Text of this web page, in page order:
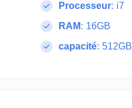
Processeur: i7
RAM: 16GB
capacité: 512GB